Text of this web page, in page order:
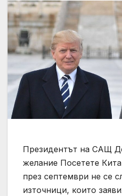
Президентът на САЩ
желание Посетете
през септември не се
източници, които